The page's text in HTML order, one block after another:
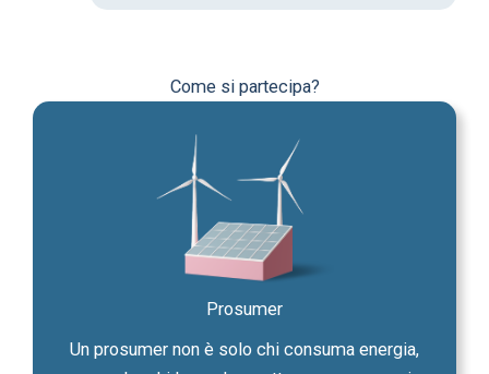
Come si partecipa?
Prosumer
Un prosumer non è solo chi consuma energia,